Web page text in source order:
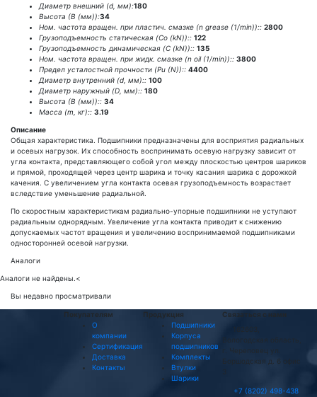
Диаметр внешний (d, мм):180
Высота (В (мм)):34
Ном. частота вращен. при пластич. смазке (n grease (1/min)):: 2800
Грузоподъемность статическая (Co (kN)):: 122
Грузоподъемность динамическая (C (kN)):: 135
Ном. частота вращен. при жидк. смазке (n oil (1/min)):: 3800
Предел усталостной прочности (Pu (N)):: 4400
Диаметр внутренний (d, мм):: 100
Диаметр наружный (D, мм):: 180
Высота (В (мм)):: 34
Масса (m, кг):: 3.19
Описание
Общая характеристика. Подшипники предназначены для восприятия радиальных
и осевых нагрузок. Их способность воспринимать осевую нагрузку зависит от
угла контакта, представляющего собой угол между плоскостью центров шариков
и прямой, проходящей через центр шарика и точку касания шарика с дорожкой
качения. С увеличением угла контакта осевая грузоподъемность возрастает
вследствие уменьшение радиальной.
По скоростным характеристикам радиально-упорные подшипники не уступают
радиальным однорядным. Увеличение угла контакта приводит к снижению
допускаемых частот вращения и увеличению воспринимаемой подшипниками
односторонней осевой нагрузки.
Аналоги
Аналоги не найдены.<
Вы недавно просматривали
Покупателям
О
компании
Сертификация
Доставка
Контакты
Продукция
Подшипники
Корпуса
подшипников
Комплекты
Втулки
Шарики
Связаться с нами
Вологодская область,
г. Череповец ул.
Боршодская д. 6 офис
+7 (8202) 498-438